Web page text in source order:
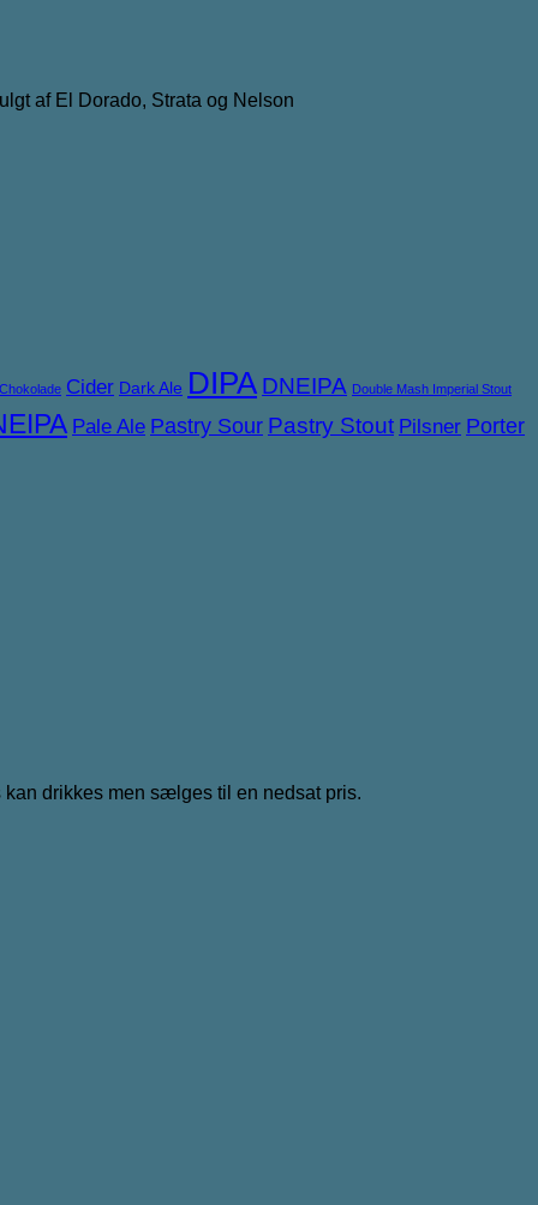
af El Dorado, Strata og Nelson
Chokolade Cider Dark Ale DIPA DNEIPA Double Mash Imperial Stout
Pale Ale Pastry Sour Pastry Stout Pilsner Porter
drikkes men sælges til en nedsat pris.